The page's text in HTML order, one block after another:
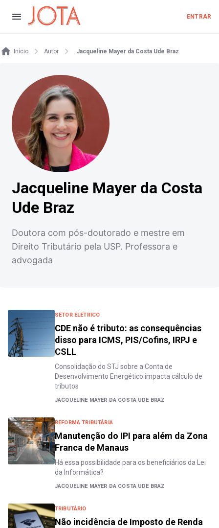
ENTRAR
Início Autor Jacqueline Mayer da Costa Ude Braz
Jacqueline Mayer da Costa
Ude Braz
Doutora com pós-doutorado e mestre em
Direito Tributário pela USP. Professora e
advogada
SETOR ELÉTRICO
CDE não é tributo: as consequências
disso para ICMS, PIS/Cofins, IRPJ e
CSLL
Consolidação do STJ sobre a Conta de
Desenvolvimento Energético impacta cálculo de
tributos
JACQUELINE MAYER DA COSTA UDE BRAZ
REFORMA TRIBUTÁRIA
Manutenção do IPI para além da Zona
Franca de Manaus
Há essa possibilidade para os beneficiários da Lei
da Informática?
JACQUELINE MAYER DA COSTA UDE BRAZ
TRIBUTÁRIO
Não incidência de Imposto de Renda